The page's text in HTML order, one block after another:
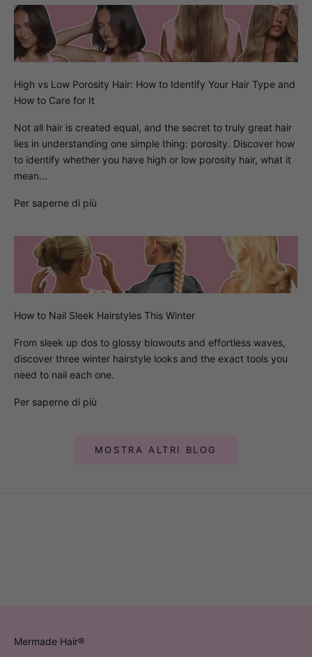
High vs Low Porosity Hair: How to Identify Your Hair Type and
How to Care for It
Not all hair is created equal, and the secret to truly great hair
lies in understanding one simple thing: porosity. Discover how
to identify whether you have high or low porosity hair, what it
mean...
Per saperne di più
How to Nail Sleek Hairstyles This Winter
From sleek up dos to glossy blowouts and effortless waves,
discover three winter hairstyle looks and the exact tools you
need to nail each one.
Per saperne di più
MOSTRA ALTRI BLOG
Mermade Hair®